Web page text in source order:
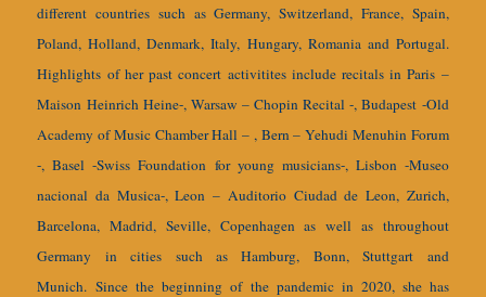
different countries such as Germany, Switzerland, France, Spain,
Poland, Holland, Denmark, Italy, Hungary, Romania and Portugal.
Highlights of her past concert activitites include recitals in Paris –
Maison Heinrich Heine-, Warsaw – Chopin Recital -, Budapest -Old
Academy of Music Chamber Hall – , Bern – Yehudi Menuhin Forum
-, Basel -Swiss Foundation for young musicians-, Lisbon -Museo
nacional da Musica-, Leon – Auditorio Ciudad de Leon, Zurich,
Barcelona, Madrid, Seville, Copenhagen as well as throughout
Germany in cities such as Hamburg, Bonn, Stuttgart and
Munich.Since the beginning of the pandemic in 2020, she has